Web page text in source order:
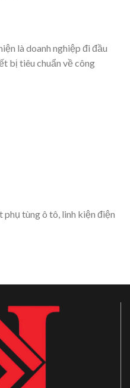
là doanh nghiệp đi đầu
bị tiêu chuẩn về công
phụ tùng ô tô, linh kiện điện